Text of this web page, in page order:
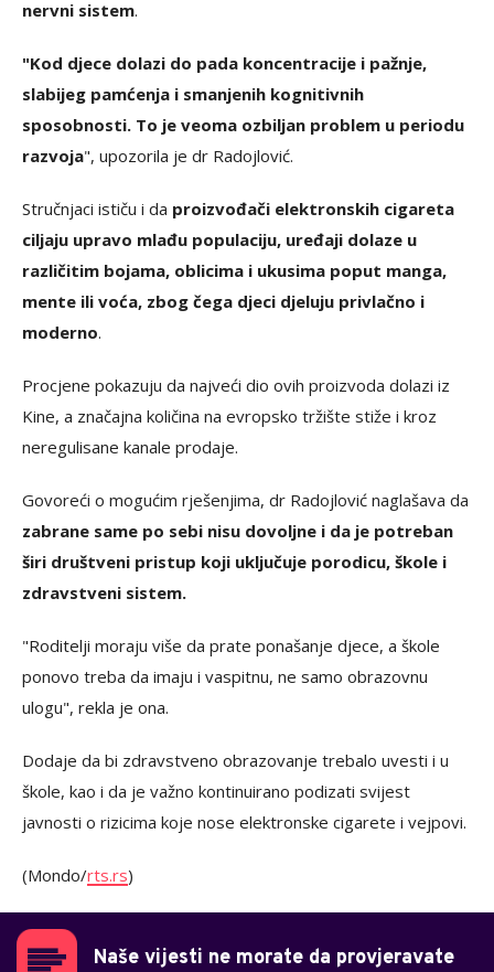
nervni sistem.
"Kod djece dolazi do pada koncentracije i pažnje,
slabijeg pamćenja i smanjenih kognitivnih
sposobnosti. To je veoma ozbiljan problem u periodu
razvoja", upozorila je dr Radojlović.
Stručnjaci ističu i da proizvođači elektronskih cigareta
ciljaju upravo mlađu populaciju, uređaji dolaze u
različitim bojama, oblicima i ukusima poput manga,
mente ili voća, zbog čega djeci djeluju privlačno i
moderno.
Procjene pokazuju da najveći dio ovih proizvoda dolazi iz
Kine, a značajna količina na evropsko tržište stiže i kroz
neregulisane kanale prodaje.
Govoreći o mogućim rješenjima, dr Radojlović naglašava da
zabrane same po sebi nisu dovoljne i da je potreban
širi društveni pristup koji uključuje porodicu, škole i
zdravstveni sistem.
"Roditelji moraju više da prate ponašanje djece, a škole
ponovo treba da imaju i vaspitnu, ne samo obrazovnu
ulogu", rekla je ona.
Dodaje da bi zdravstveno obrazovanje trebalo uvesti i u
škole, kao i da je važno kontinuirano podizati svijest
javnosti o rizicima koje nose elektronske cigarete i vejpovi.
(Mondo/rts.rs)
Naše vijesti ne morate da provjeravate